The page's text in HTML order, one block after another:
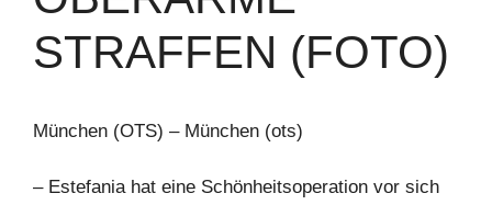
TRAFFEN (FOTO)
München (OTS) – München (ots)
– Estefania hat eine Schönheitsoperation vor sich